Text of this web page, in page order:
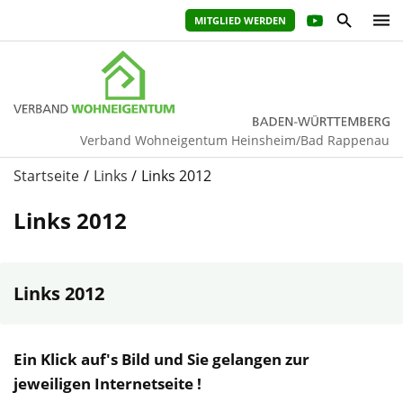
MITGLIED WERDEN
Verband Wohneigentum Heinsheim/Bad Rappenau
Startseite Links Links 2012
Links 2012
Links 2012
Ein Klick auf's Bild und Sie gelangen zur
jeweiligen Internetseite !